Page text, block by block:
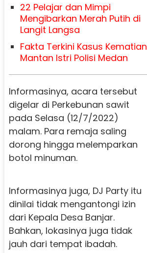
22 Pelajar dan Mimpi
Mengibarkan Merah Putih di
Langit Langsa
Fakta Terkini Kasus Kematian
Mantan Istri Polisi Medan
Informasinya, acara tersebut
digelar di Perkebunan sawit
pada Selasa (12/7/2022)
malam. Para remaja saling
dorong hingga melemparkan
botol minuman.
Informasinya juga, DJ Party itu
dinilai tidak mengantongi izin
dari Kepala Desa Banjar.
Bahkan, lokasinya juga tidak
jauh dari tempat ibadah.